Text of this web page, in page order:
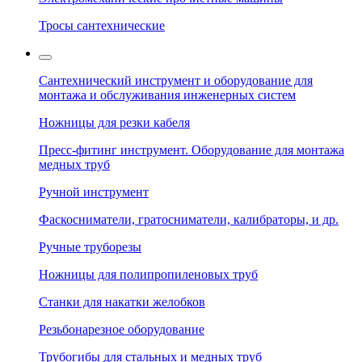
Тросы сантехнические
Сантехнический инструмент и оборудование для
монтажа и обслуживания инженерных систем
Ножницы для резки кабеля
Пресс-фитинг инструмент. Оборудование для монтажа
медных труб
Ручной инструмент
Фаскосниматели, гратосниматели, калибраторы, и др.
Ручные труборезы
Ножницы для полипропиленовых труб
Станки для накатки желобков
Резьбонарезное оборудование
Трубогибы для стальных и медных труб